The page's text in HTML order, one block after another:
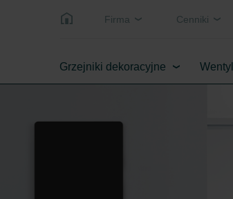
Firma Cenniki
Grzejniki dekoracyjne